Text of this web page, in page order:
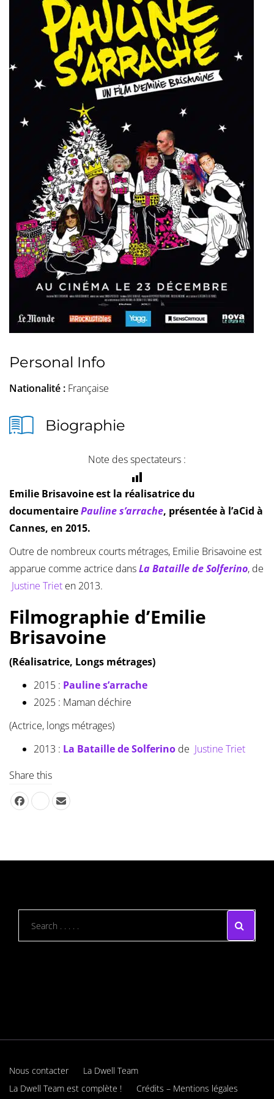
Personal Info
Nationalité : Française
Biographie
Note des spectateurs :
Emilie Brisavoine est la réalisatrice du
documentairePauline s’arrache, présentée à l’aCid à
Cannes, en 2015.
Outre de nombreux courts métrages, Emilie Brisavoine est
apparue comme actrice dansLa Bataille de Solferino, de
Justine Triet en 2013.
Filmographie d’Emilie
Brisavoine
(Réalisatrice, Longs métrages)
2015 : Pauline s’arrache
2025 : Maman déchire
(Actrice, longs métrages)
2013 : La Bataille de Solferino de Justine Triet
Share this
Nous contacter
La Dwell Team
La Dwell Team est complète !
Crédits – Mentions légales